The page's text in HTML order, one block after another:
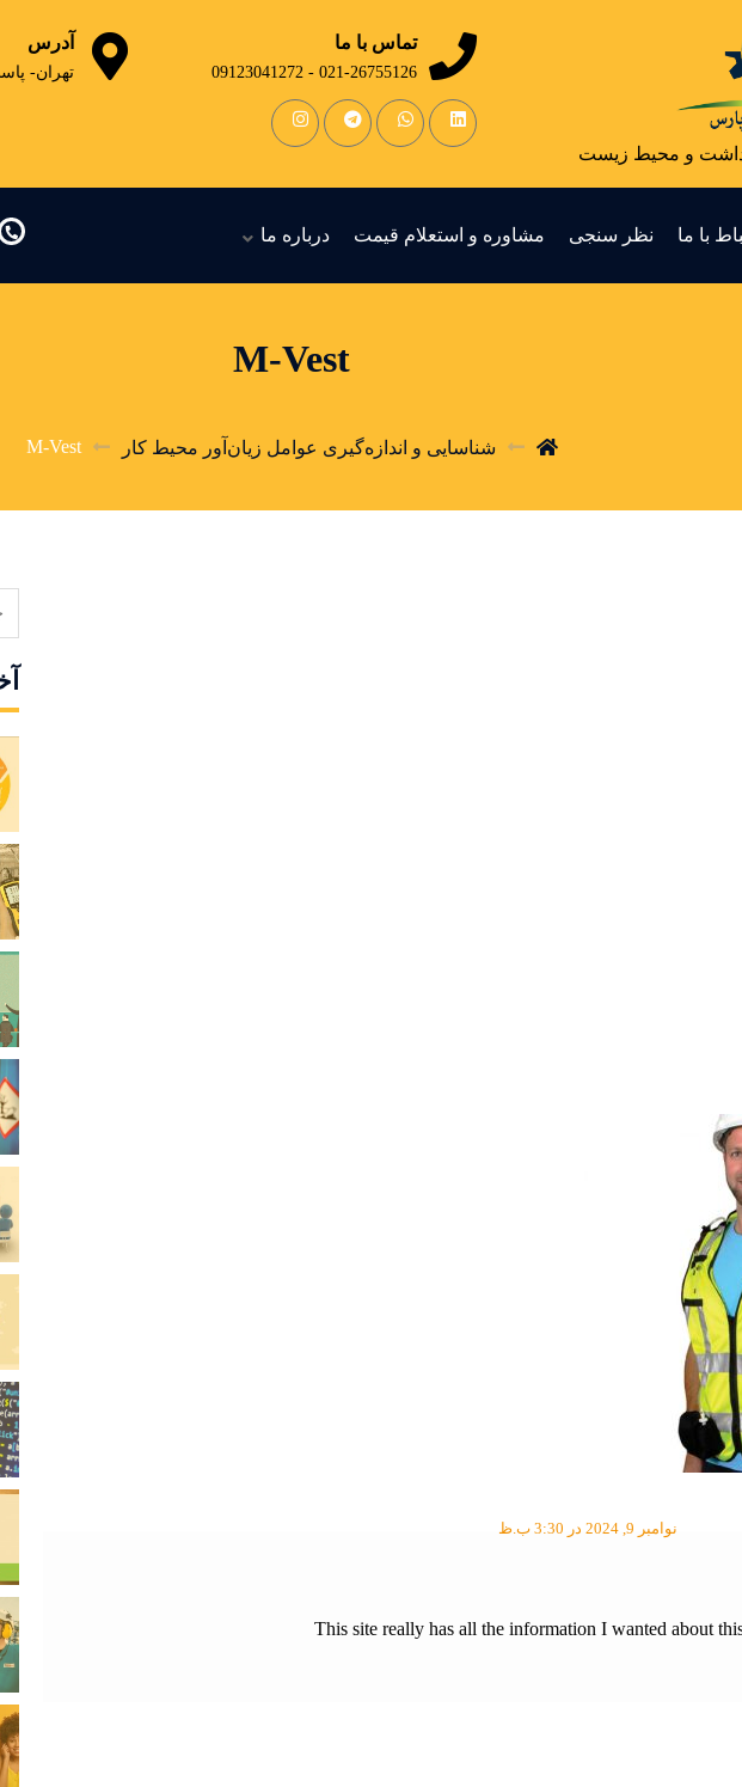
و محیط زیست
تماس با ما
021-26755126 - 09123041272
آدرس
تهران-
با ما نظر سنجی مشاوره و استعلام قیمت درباره ما
M-Vest
شناسایی و اندازه‌گیری عوامل زیان‌آور محیط کار M-Vest
نوامبر 9, 2024 در 3:30 ب.ظ
This site really has all the information I wanted about